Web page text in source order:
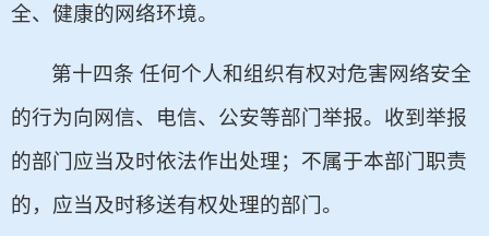
全、健康的网络环境。
第十四条 任何个人和组织有权对危害网络安全
的行为向网信、电信、公安等部门举报。收到举报
的部门应当及时依法作出处理；不属于本部门职责
的，应当及时移送有权处理的部门。